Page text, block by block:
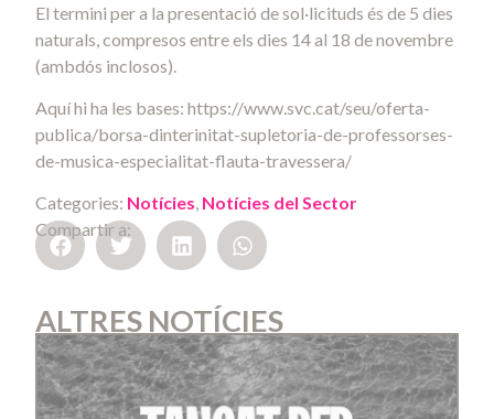
El termini per a la presentació de sol·licituds és de 5 dies
naturals, compresos entre els dies 14 al 18 de novembre
(ambdós inclosos).
Aquí hi ha les bases: https://www.svc.cat/seu/oferta-
publica/borsa-dinterinitat-supletoria-de-professorses-
de-musica-especialitat-flauta-travessera/
Categories: Notícies, Notícies del Sector
Compartir a:
ALTRES NOTÍCIES